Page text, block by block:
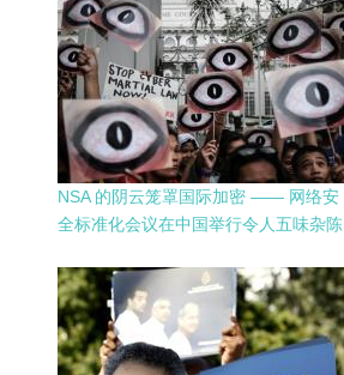
NSA 的阴云笼罩国际加密 —— 网络安
全标准化会议在中国举行令人五味杂陈